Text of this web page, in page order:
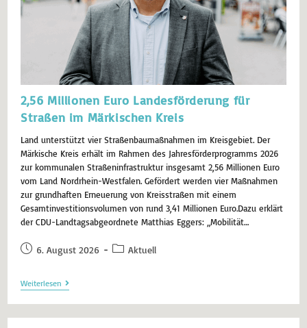
2,56 Millionen Euro Landesförderung für
Straßen im Märkischen Kreis
Land unterstützt vier Straßenbaumaßnahmen im Kreisgebiet. Der
Märkische Kreis erhält im Rahmen des Jahresförderprogramms 2026
zur kommunalen Straßeninfrastruktur insgesamt 2,56 Millionen Euro
vom Land Nordrhein-Westfalen. Gefördert werden vier Maßnahmen
zur grundhaften Erneuerung von Kreisstraßen mit einem
Gesamtinvestitionsvolumen von rund 3,41 Millionen Euro.Dazu erklärt
der CDU-Landtagsabgeordnete Matthias Eggers: „Mobilität…
6. August 2026 Aktuell
Weiterlesen